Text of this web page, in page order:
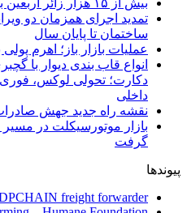
ساختمان تا پایان سال
عملیات بازار باز؛ اهرم
انواع قاب بندی دیوار با
دکارت؛ تحولی لوکس،
داخلی
نقشه راه جدید جهش
بازار موتورسیکلت در
گرفت
پیوندها
freight forwarder